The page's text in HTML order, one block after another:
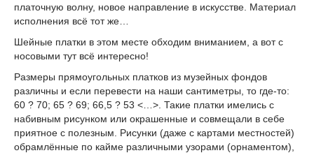
платочную волну, новое направление в искусстве. Материал
исполнения всё тот же…
Шейные платки в этом месте обходим вниманием, а вот с
носовыми тут всё интересно!
Размеры прямоугольных платков из музейных фондов
различны и если перевести на наши сантиметры, то где-то:
60 ? 70; 65 ? 69; 66,5 ? 53 <…>. Такие платки имелись с
набивным рисунком или окрашенные и совмещали в себе
приятное с полезным. Рисунки (даже с картами местностей)
обрамлённые по кайме различными узорами (орнаментом),